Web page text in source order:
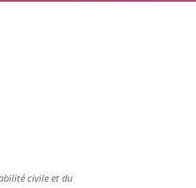
civile et du